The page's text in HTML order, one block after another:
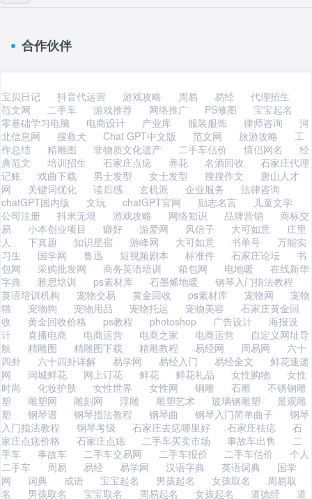
合作伙伴
宝贝日记 抖音代运营 游戏攻略 周易 易经
代理招生
范文网
二手车 游戏推荐 网络推广 PS修图
宝宝起名
零基础学习电脑
电商设计 产业库 服装服饰 律师咨询
河
北信息网
搜救犬 Chat GPT中文版 范文网 旅游攻略
工
作总结
精雕图 非物质文化遗产 二手车估价 情侣网名
经
典范文
培训招生 石家庄点痣 养花 名酒回收
石家庄代理
记账
戏曲下载 男士发型 女士发型 搜搜作文
唐山人才
网
关键词优化 读后感 玄机派 企业服务
法律咨询
chatGPT国内版
文玩 chatGPT官网 励志名言
儿童文学
公司注册
抖米无垠 游戏攻略 网络知识 品牌营销
商标交
易
小本创业项目 癖好 游爱网 风信子 大可如意
庄里
人
下真题 知识星宿 游峰网 大可如意 书单号
万能实
习生
国学网 鲁迅 短视频剧本 标准件 石家庄论坛
书
包网
采购批发网 商务英语培训 箱包网 电地暖
在线新华
字典
雅思培训 ps素材库 石墨烯地暖
钢琴入门指法教程
英语培训机构
宠物交易 黄金回收 ps素材库 宠物网
宠物
猫
宠物狗 宠物用品 宠物托运 宠物美容
石家庄黄金回
收
黄金回收价格 ps教程 photoshop 广告设计
海报设
计
直播电商 电商运营 电商之家 电商运营
自定义网址导
航
精雕图 精雕图下载 精雕教程 易经网 周易网
六十
四卦
六十四卦详解 易学网 易经入门 易经全文
鲜花速递
网
同城鲜花 网上订花 鲜花 鲜花礼品 女性购物
女性
时尚
化妆护肤 女性世界 女性网 铜雕 石雕
不锈钢雕
塑
雕塑网 雕刻网 浮雕 雕塑艺术 玻璃钢雕塑
景观雕
塑
钢琴谱 钢琴指法教程 钢琴曲 钢琴入门简单曲子
钢琴
入门指法教程
钢琴考级 石家庄去痣哪里好 石家庄祛痣
石
家庄点痣价格
石家庄点痣 二手车买卖市场 事故车出售
二
手车
事故车 二手车交易网 二手车报价 二手车估价
个人
二手车
周易 易经 易学网 汉语字典 英语词典
国学
网
词典 成语 宝宝起名 男孩起名 女孩取名
周易取
名
男孩取名 宝宝取名 周易起名 女孩起名 道德经
道